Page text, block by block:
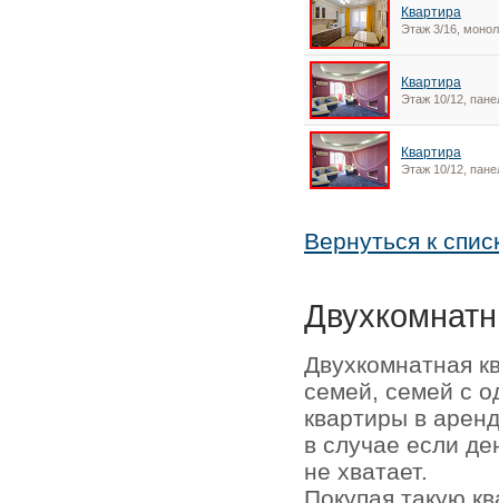
Квартира
Этаж 3/16,
Квартира
Этаж 10/12,
Квартира
Этаж 10/12,
Вернуться к
Двухкомнатная
семей, семей с
квартиры в
в случае если
не хватает.